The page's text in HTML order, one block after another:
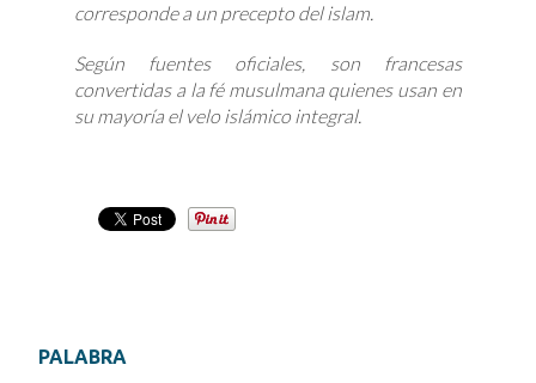
corresponde a un precepto del islam.
Según fuentes oficiales, son francesas
convertidas a la fé musulmana quienes usan en
su mayoría el velo islámico integral.
PALABRA